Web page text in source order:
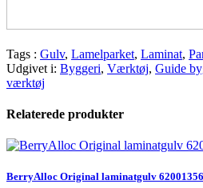
Tags : Gulv, Lamelparket, Laminat,
Udgivet i: Byggeri, Værktøj, Guide
værktøj
Relaterede produkter
BerryAlloc Original laminatgulv